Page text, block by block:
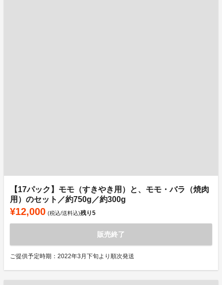
【17パック】モモ（すきやき用）と、モモ・バラ（焼肉
用）のセット／約750g／約300g
¥12,000 (税込/送料込)残り5
販売終了
ご提供予定時期：2022年3月下旬より順次発送